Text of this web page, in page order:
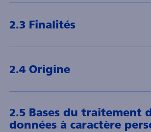
2.3 Finalités
2.4 Origine
2.5 Bases du traitement
données à caractère